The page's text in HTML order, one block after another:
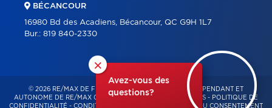
×
Avez-vous des
questions?
BÉCANCOUR
16980 Bd des Acadiens, Bécancour, QC G9H 1L7
Bur.: 819 840-2330
© 2026 RE/MAX DE FRANCHEVILLE – FRANCHISÉ INDÉPENDANT ET
AUTONOME DE RE/MAX QUÉBEC – TOUS DROITS RÉSERVÉS - POLITIQUE DE
CONFIDENTIALITÉ - CONDITIONS D'UTILISATION GESTION DU CONSENTEMENT